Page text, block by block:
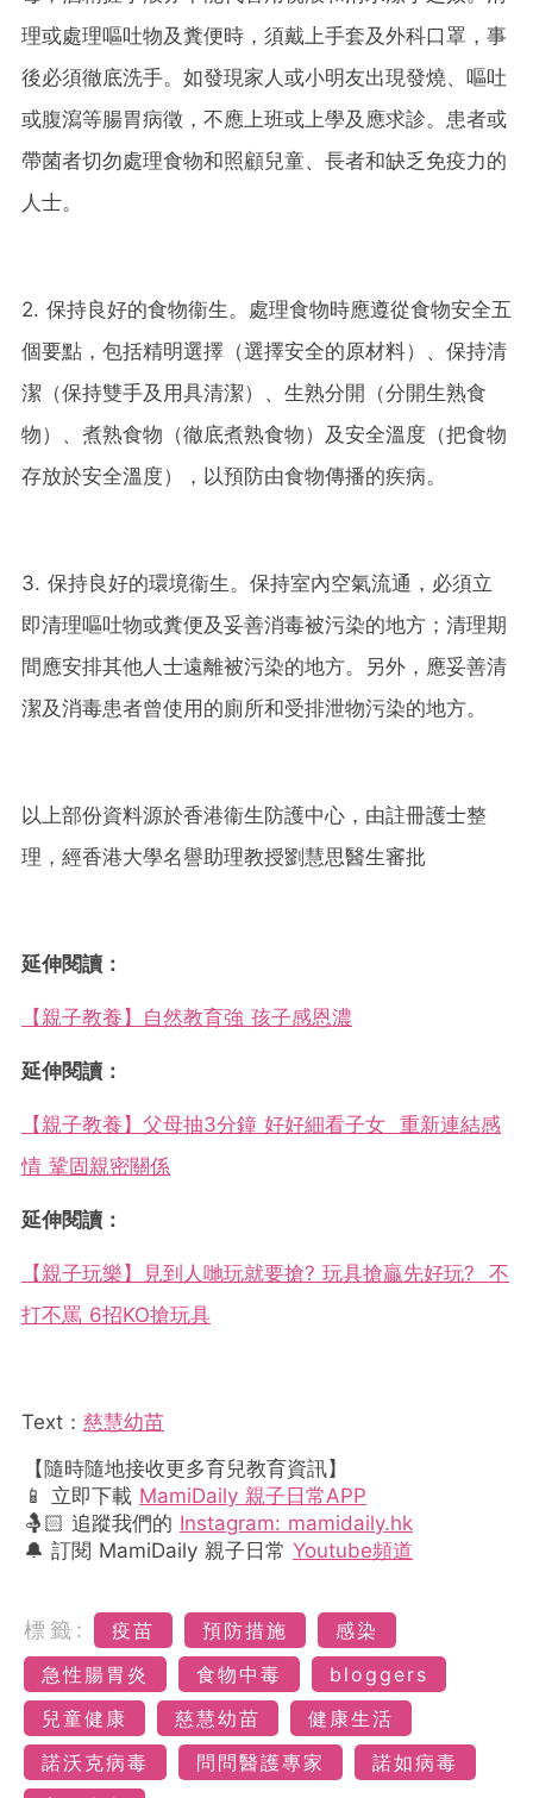
理或處理嘔吐物及糞便時，須戴上手套及外科口罩，事
後必須徹底洗手。如發現家人或小明友出現發燒、嘔吐
或腹瀉等腸胃病徵，不應上班或上學及應求診。患者或
帶菌者切勿處理食物和照顧兒童、長者和缺乏免疫力的
人士。
2. 保持良好的食物衞生。處理食物時應遵從食物安全五
個要點，包括精明選擇（選擇安全的原材料）、保持清
潔（保持雙手及用具清潔）、生熟分開（分開生熟食
物）、煮熟食物（徹底煮熟食物）及安全溫度（把食物
存放於安全溫度），以預防由食物傳播的疾病。
3. 保持良好的環境衞生。保持室內空氣流通，必須立
即清理嘔吐物或糞便及妥善消毒被污染的地方；清理期
間應安排其他人士遠離被污染的地方。另外，應妥善清
潔及消毒患者曾使用的廁所和受排泄物污染的地方。
以上部份資料源於香港衞生防護中心，由註冊護士整
理，經香港大學名譽助理教授劉慧思醫生審批
延伸閱讀：
【親子教養】自然教育強 孩子感恩濃
延伸閱讀：
【親子教養】父母抽3分鐘 好好細看子女 重新連結感
情 鞏固親密關係
延伸閱讀：
【親子玩樂】見到人哋玩就要搶? 玩具搶贏先好玩? 不
打不罵 6招KO搶玩具
Text： 慈慧幼苗
【隨時隨地接收更多育兒教育資訊】
📱 立即下載 MamiDaily 親子日常APP
🤱🏻 追蹤我們的 Instagram: mamidaily.hk
🔔 訂閱 MamiDaily 親子日常 Youtube頻道
標籤: 疫苗 預防措施
感染
急性腸胃炎
食物中毒
bloggers
兒童健康
慈慧幼苗
健康生活
諾沃克病毒
問問醫護專家
諾如病毒